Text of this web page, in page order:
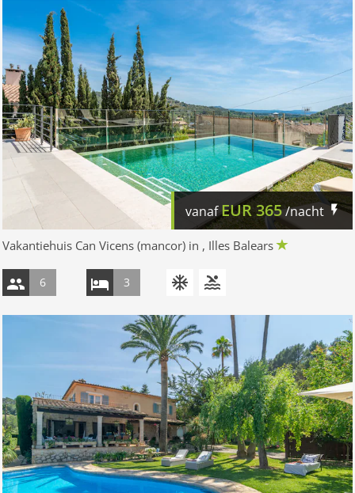
vanafEUR365/nacht
Vakantiehuis Can Vicens (mancor) in , Illes Balears
6 3